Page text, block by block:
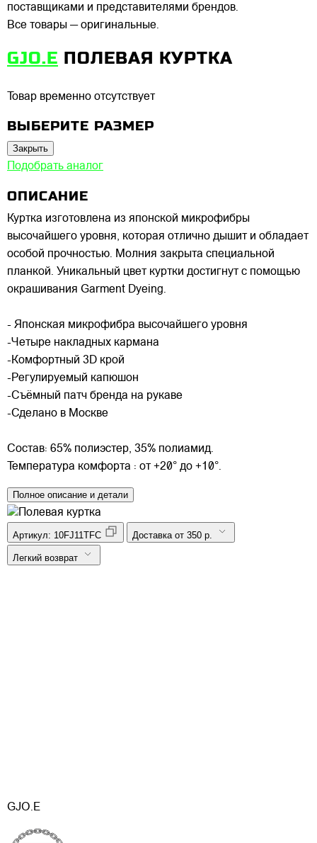
поставщиками и представителями брендов.
Все товары — оригинальные.
GJO.E ПОЛЕВАЯ КУРТКА
Товар временно отсутствует
ВЫБЕРИТЕ РАЗМЕР
Закрыть
Подобрать аналог
ОПИСАНИЕ
Куртка изготовлена из японской микрофибры
высочайшего уровня, которая отлично дышит и обладает
особой прочностью. Молния закрыта специальной
планкой. Уникальный цвет куртки достигнут с помощью
окрашивания Garment Dyeing.
- Японская микрофибра высочайшего уровня
-Четыре накладных кармана
-Комфортный 3D крой
-Регулируемый капюшон
-Cъёмный патч бренда на рукаве
-Сделано в Москве
Состав: 65% полиэстер, 35% полиамид.
Температура комфорта : от +20° до +10°.
Полное описание и детали
Артикул: 10FJ11TFC Доставка от 350 р.
Легкий возврат
GJO.E